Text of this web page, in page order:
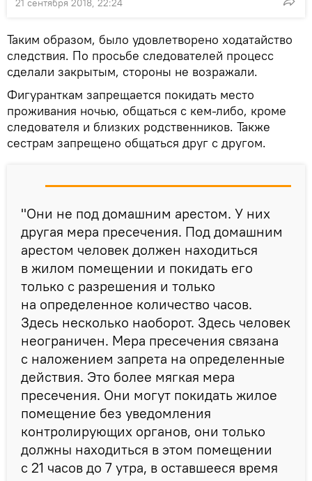
21 сентября 2018, 22:24
Таким образом, было удовлетворено ходатайство
следствия. По просьбе следователей процесс
сделали закрытым, стороны не возражали.
Фигуранткам запрещается покидать место
проживания ночью, общаться с кем-либо, кроме
следователя и близких родственников. Также
сестрам запрещено общаться друг с другом.
"Они не под домашним арестом. У них
другая мера пресечения. Под домашним
арестом человек должен находиться
в жилом помещении и покидать его
только с разрешения и только
на определенное количество часов.
Здесь несколько наоборот. Здесь человек
неограничен. Мера пресечения связана
с наложением запрета на определенные
действия. Это более мягкая мера
пресечения. Они могут покидать жилое
помещение без уведомления
контролирующих органов, они только
должны находиться в этом помещении
с 21 часов до 7 утра, в оставшееся время